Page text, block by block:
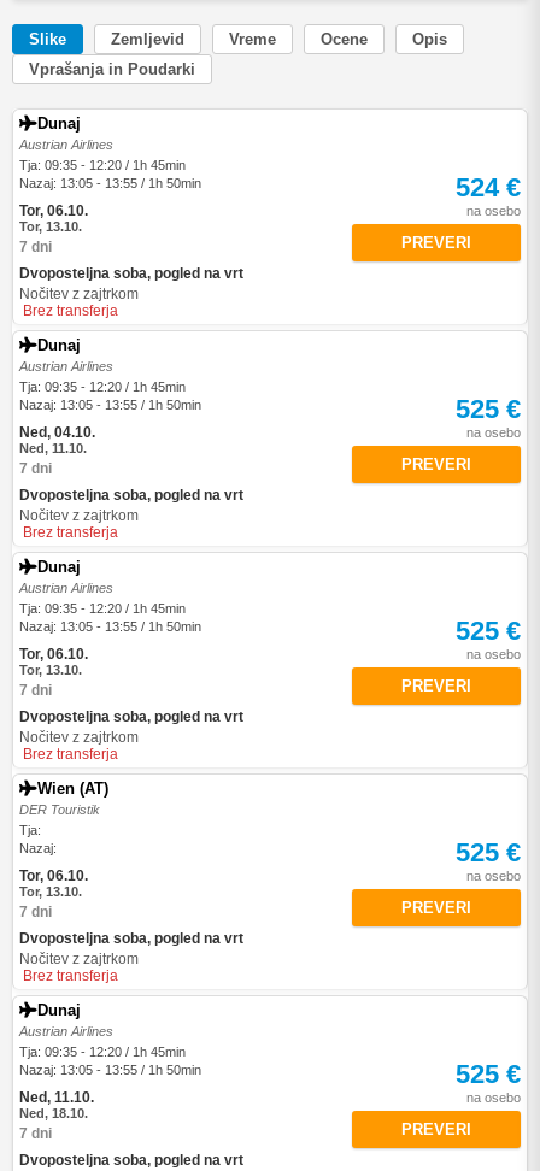
Slike Zemljevid Vreme Ocene
Opis
Vprašanja in Poudarki
Dunaj
Austrian Airlines
Tja: 09:35 - 12:20 / 1h 45min
Nazaj: 13:05 - 13:55 / 1h 50min
Tor, 06.10.
Tor, 13.10.
7 dni
Dvoposteljna soba, pogled na vrt
Nočitev z zajtrkom
Brez transferja
524 €
na osebo
PREVERI
Dunaj
Austrian Airlines
Tja: 09:35 - 12:20 / 1h 45min
Nazaj: 13:05 - 13:55 / 1h 50min
Ned, 04.10.
Ned, 11.10.
7 dni
Dvoposteljna soba, pogled na vrt
Nočitev z zajtrkom
Brez transferja
525 €
na osebo
PREVERI
Dunaj
Austrian Airlines
Tja: 09:35 - 12:20 / 1h 45min
Nazaj: 13:05 - 13:55 / 1h 50min
Tor, 06.10.
Tor, 13.10.
7 dni
Dvoposteljna soba, pogled na vrt
Nočitev z zajtrkom
Brez transferja
525 €
na osebo
PREVERI
Wien (AT)
DER Touristik
Tja:
Nazaj:
Tor, 06.10.
Tor, 13.10.
7 dni
Dvoposteljna soba, pogled na vrt
Nočitev z zajtrkom
Brez transferja
525 €
na osebo
PREVERI
Dunaj
Austrian Airlines
Tja: 09:35 - 12:20 / 1h 45min
Nazaj: 13:05 - 13:55 / 1h 50min
Ned, 11.10.
Ned, 18.10.
7 dni
Dvoposteljna soba, pogled na vrt
525 €
na osebo
PREVERI